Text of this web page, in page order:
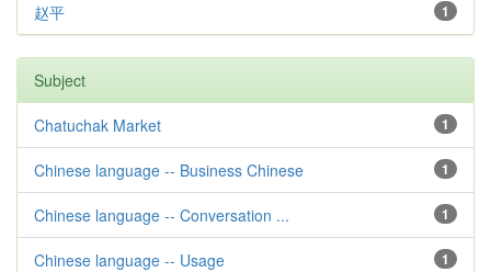
1
赵平
Subject
1
Chatuchak Market
1
Chinese language -- Business Chinese
1
Chinese language -- Conversation ...
1
Chinese language -- Usage